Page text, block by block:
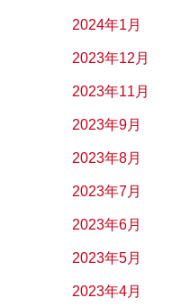
2024年1月
2023年12月
2023年11月
2023年9月
2023年8月
2023年7月
2023年6月
2023年5月
2023年4月